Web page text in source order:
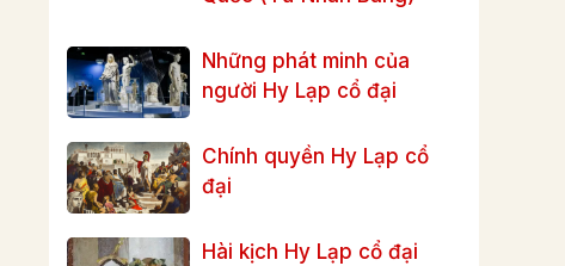
Những phát minh của
người Hy Lạp cổ đại
Chính quyền Hy Lạp cổ
đại
Hài kịch Hy Lạp cổ đại